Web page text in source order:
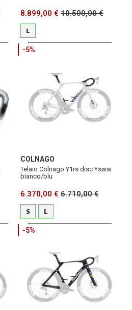
8.899,00 € 10.500,00 €
L
-5%
COLNAGO
Telaio Colnago Y1rs disc Ysww
bianco/blu
6.370,00 € 6.710,00 €
S
L
-5%